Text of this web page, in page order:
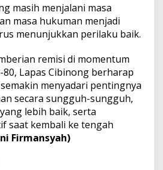
masih menjalani masa
masa hukuman menjadi
menunjukkan perilaku baik.
remisi di momentum
80, Lapas Cibinong berharap
menyadari pentingnya
secara sungguh-sungguh,
lebih baik, serta
saat kembali ke tengah
Firmansyah)